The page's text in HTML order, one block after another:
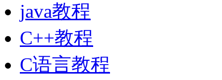
java教程
C++教程
C语言教程